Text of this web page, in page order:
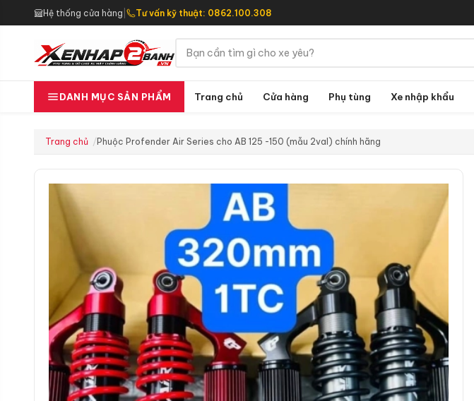
Hệ thống cửa hàng Tư vấn kỹ thuật: 0862.100.308
DANH MỤC SẢN PHẨM Trang chủ Cửa hàng Phụ tùng Xe nhập khẩu
Trang chủ Phuộc Profender Air Series cho AB 125 -150 (mẫu 2val) chính hãng